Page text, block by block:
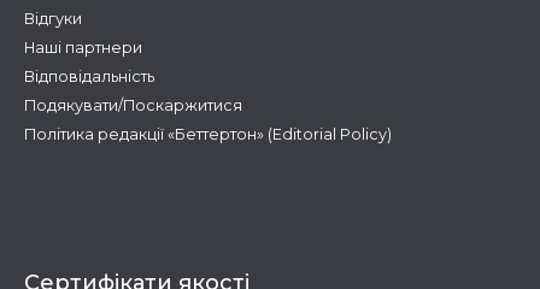
Відгуки
Наші партнери
Відповідальність
Подякувати/Поскаржитися
Політика редакції «Беттертон» (Editorial Policy)
Сертифікати якості